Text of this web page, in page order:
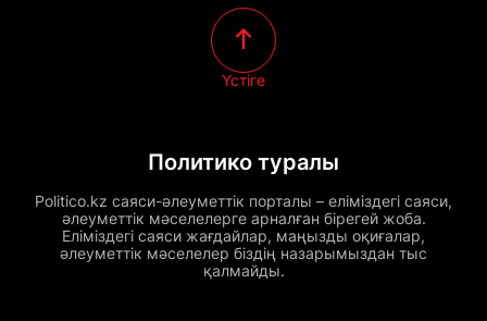
Политико туралы
Politico.kz саяси-әлеуметтік порталы – еліміздегі саяси,
әлеуметтік мәселелерге арналған бірегей жоба.
Еліміздегі саяси жағдайлар, маңызды оқиғалар,
әлеуметтік мәселелер біздің назарымыздан тыс
қалмайды.
Үстіге